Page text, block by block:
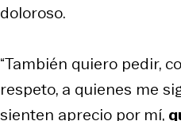
doloroso.
“También quiero pedir,
respeto, a quienes me
sienten aprecio por mí,